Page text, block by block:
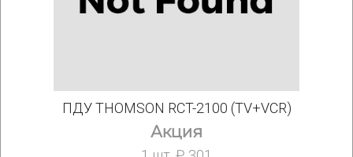
ПДУ THOMSON RCT-2100 (TV+VCR)
Акция